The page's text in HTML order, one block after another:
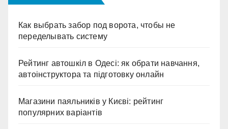
Как выбрать забор под ворота, чтобы не
переделывать систему
Рейтинг автошкіл в Одесі: як обрати навчання,
автоінструктора та підготовку онлайн
Магазини паяльників у Києві: рейтинг
популярних варіантів